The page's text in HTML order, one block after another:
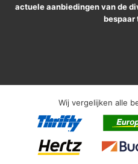
actuele aanbiedingen van de
bespaar
Wij vergelijken alle